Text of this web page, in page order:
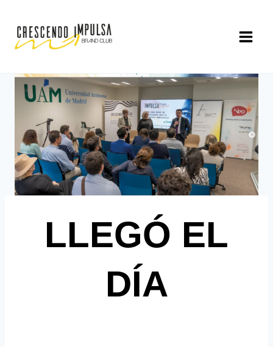
contenido
LLEGÓ EL
DÍA